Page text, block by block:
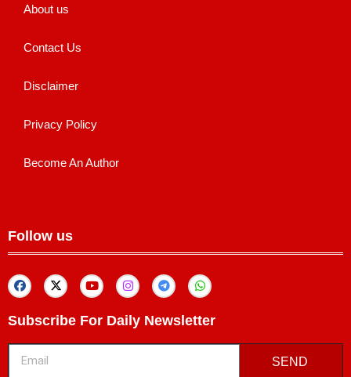
About us
Contact Us
Disclaimer
Privacy Policy
Become An Author
Follow us
Subscribe For Daily Newsletter
SEND